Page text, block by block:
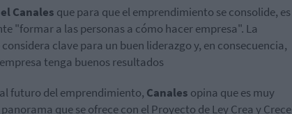
Canales que para que el emprendimiento se consolide, es
"formar a las personas a cómo hacer empresa". La
clave para un buen liderazgo y, en consecuencia,
tenga buenos resultados
futuro del emprendimiento, Canales opina que es muy
que se ofrece con el Proyecto de Ley Crea y Crece